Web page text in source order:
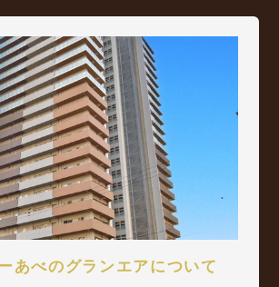
あべのグランエアについて